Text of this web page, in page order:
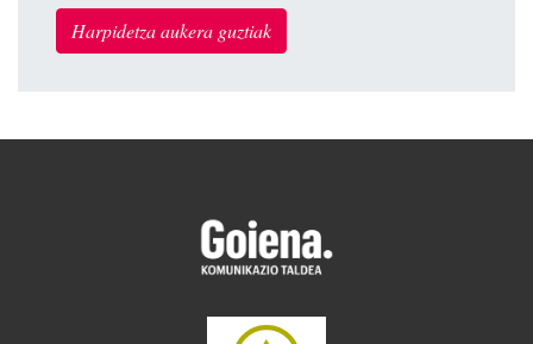
Harpidetza aukera guztiak